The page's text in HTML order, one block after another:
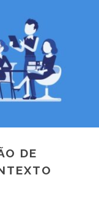
DE